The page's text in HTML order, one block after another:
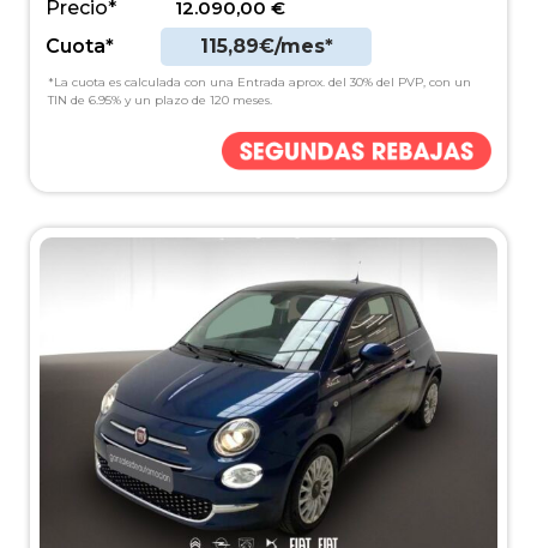
Precio* 12.090,00 €
Cuota*
115,89€/mes*
*La cuota es calculada con una Entrada aprox. del 30% del PVP, con un
TIN de 6.95% y un plazo de 120 meses.